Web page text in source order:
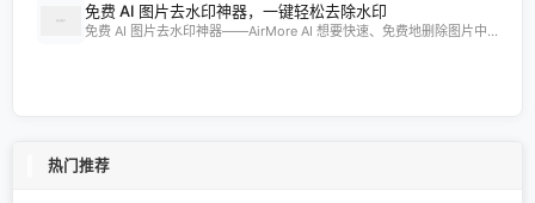
免费 AI 图片去水印神器，一键轻松去除水印
免费 AI 图片去水印神器——AirMore AI 想要快速、免费地删除图片中的文字、logo或水印？AirMore AI 提供的免费在线图片去水印工具，无需登录注册，只需一键上传，数秒即可生成高清无水印图片。 核心优势 免费且无需注册，使用门槛为零。 AI 自动识别并清理图片中的水印、文字或徽标。 一键轻松去除水印，
热门推荐